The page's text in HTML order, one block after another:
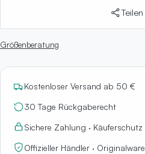
Teilen
Größenberatung
Kostenloser Versand ab 50 €
30 Tage Rückgaberecht
Sichere Zahlung · Käuferschutz
Offizieller Händler · Originalware